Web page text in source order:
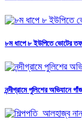
৮ম ধাপে ৮ ইউপিতে ভোটের
নন্দীগ্রামে পুলিশের অভিযানে